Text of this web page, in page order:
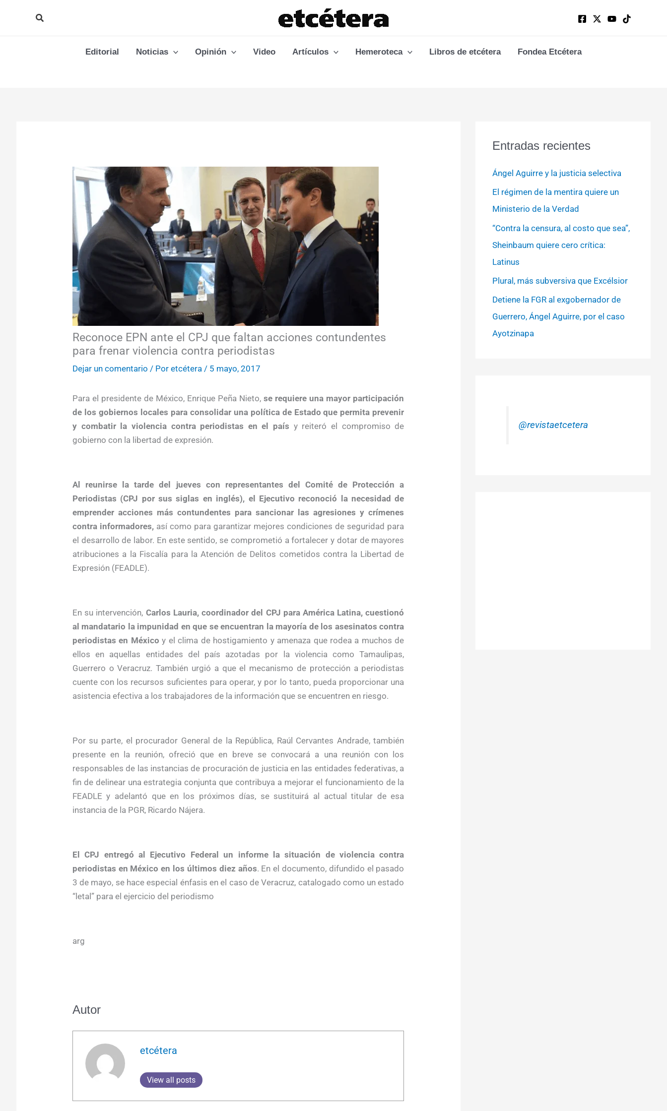
Buscar
Editorial Noticias Opinión Video Artículos Hemeroteca Libros de etcétera Fondea Etcétera
Reconoce EPN ante el CPJ que faltan acciones contundentes
para frenar violencia contra periodistas
Dejar un comentario / Por etcétera / 5 mayo, 2017
Para el presidente de México, Enrique Peña Nieto,se requiere una mayor participación
de los gobiernos locales para consolidar una política de Estado que permita prevenir
y combatir la violencia contra periodistas en el país y reiteró el compromiso de
gobierno con la libertad de expresión.
Al reunirse la tarde del jueves con representantes del Comité de Protección a
Periodistas (CPJ por sus siglas en inglés), el Ejecutivo reconoció la necesidad de
emprender acciones más contundentes para sancionar las agresiones y crímenes
contra informadores,así como para garantizar mejores condiciones de seguridad para
el desarrollo de labor. En este sentido, se comprometió a fortalecer y dotar de mayores
atribuciones a la Fiscalía para la Atención de Delitos cometidos contra la Libertad de
Expresión (FEADLE).
En su intervención, Carlos Lauria, coordinador del CPJ para América Latina, cuestionó
al mandatario la impunidad en que se encuentran la mayoría de los asesinatos contra
periodistas en México y el clima de hostigamiento y amenaza que rodea a muchos de
ellos en aquellas entidades del país azotadas por la violencia como Tamaulipas,
Guerrero o Veracruz. También urgió a que el mecanismo de protección a periodistas
cuente con los recursos suficientes para operar, y por lo tanto, pueda proporcionar una
asistencia efectiva a los trabajadores de la información que se encuentren en riesgo.
Por su parte, el procurador General de la República, Raúl Cervantes Andrade, también
presente en la reunión, ofreció que en breve se convocará a una reunión con los
responsables de las instancias de procuración de justicia en las entidades federativas, a
fin de delinear una estrategia conjunta que contribuya a mejorar el funcionamiento de la
FEADLE y adelantó que en los próximos días, se sustituirá al actual titular de esa
instancia de la PGR, Ricardo Nájera.
El CPJ entregó al Ejecutivo Federal un informe la situación de violencia contra
periodistas en México en los últimos diez años. En el documento, difundido el pasado
3 de mayo, se hace especial énfasis en el caso de Veracruz, catalogado como un estado
“letal” para el ejercicio del periodismo
arg
Autor
etcétera
View all posts
Entradas recientes
Ángel Aguirre y la justicia selectiva
El régimen de la mentira quiere un
Ministerio de la Verdad
“Contra la censura, al costo que sea”,
Sheinbaum quiere cero crítica:
Latinus
Plural, más subversiva que Excélsior
Detiene la FGR al exgobernador de
Guerrero, Ángel Aguirre, por el caso
Ayotzinapa
@revistaetcetera